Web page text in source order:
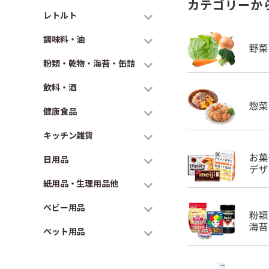
レトルト
調味料・油
粉類・乾物・海苔・缶詰
飲料・酒
健康食品
キッチン雑貨
日用品
紙用品・生理用品他
ベビー用品
ペット用品
カテゴリーか